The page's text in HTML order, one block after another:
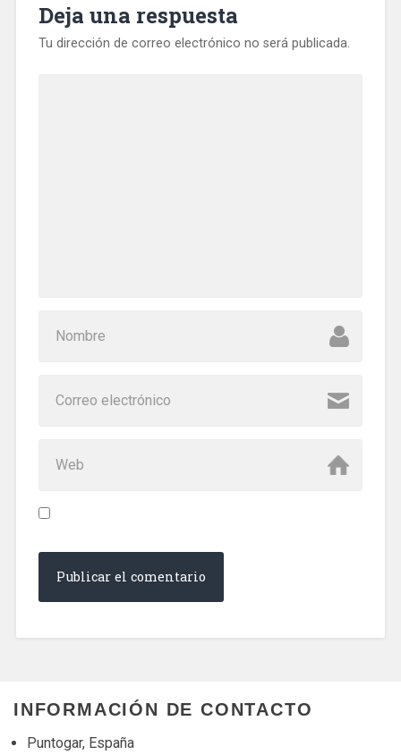
Deja una respuesta
Tu dirección de correo electrónico no será publicada.
INFORMACIÓN DE CONTACTO
Puntogar, España